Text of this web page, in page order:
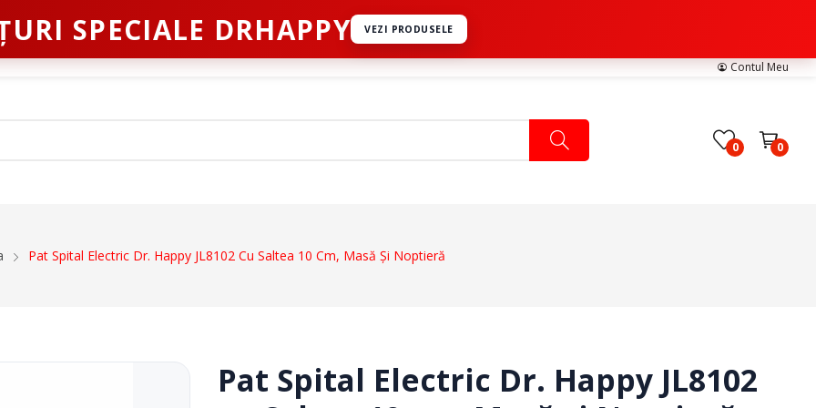
SPECIALE DRHAPPY VEZI PRODUSELE
Contul Meu
0 0
Coloana Vertebrala
Bastoane
Inaltatoare WC
Pat Spital Electric Dr. Happy JL8102 Cu Saltea 10 Cm, Masă Și Noptieră
Pat Spital Electric Dr. Happy JL8102